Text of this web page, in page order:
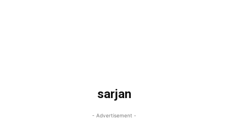
sarjan
- Advertisement -